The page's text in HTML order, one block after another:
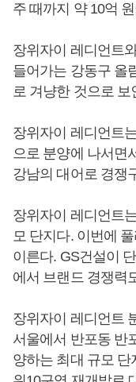
주 때까지 약 10억
장위자이 레디언트
들어가는 강동구 올
로 겨냥한 것으로 보
장위자이 레디언트
으로 분양에 나서면
강남의 대어로 경쟁
장위자이 레디언트
모 단지다. 이번에
이른다. GS건설이
에서 브랜드 경쟁력
장위자이 레디언트
서울에서 반포동 반
양하는 최대 규모 단